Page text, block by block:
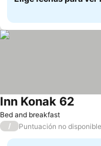
Bed and breakfast
Inn Konak 62
/ Puntuación no disponible